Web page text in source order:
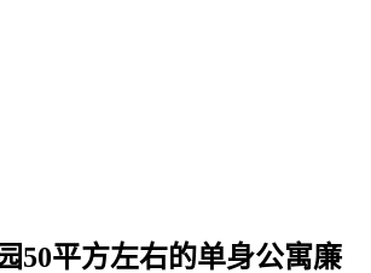
50平方左右的单身公寓廉